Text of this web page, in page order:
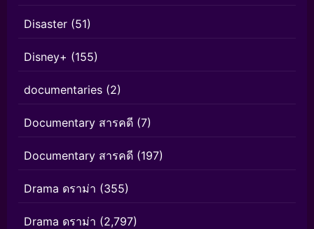
Disaster (51)
Disney+ (155)
documentaries (2)
Documentary สารคดี (7)
Documentary สารคดี (197)
Drama ดราม่า (355)
Drama ดราม่า (2,797)